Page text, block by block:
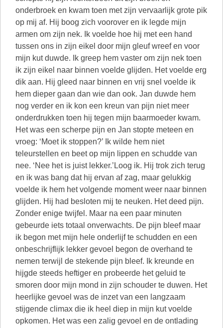
onderbroek en kwam toen met zijn vervaarlijk grote pik
op mij af. Hij boog zich voorover en ik legde mijn
armen om zijn nek. Ik voelde hoe hij met een hand
tussen ons in zijn eikel door mijn gleuf wreef en voor
mijn kut duwde. Ik greep hem vaster om zijn nek toen
ik zijn eikel naar binnen voelde glijden. Het voelde erg
dik aan. Hij gleed naar binnen en vrij snel voelde ik
hem dieper gaan dan wie dan ook. Jan duwde hem
nog verder en ik kon een kreun van pijn niet meer
onderdrukken toen hij tegen mijn baarmoeder kwam.
Het was een scherpe pijn en Jan stopte meteen en
vroeg: ‘Moet ik stoppen?’ Ik wilde hem niet
teleurstellen en beet op mijn lippen en schudde van
nee. ‘Nee het is juist lekker.’Loog ik. Hij trok zich terug
en ik was bang dat hij ervan af zag, maar gelukkig
voelde ik hem het volgende moment weer naar binnen
glijden. Hij had besloten mij te neuken. Het deed pijn.
Zonder enige twijfel. Maar na een paar minuten
gebeurde iets totaal onverwachts. De pijn bleef maar
ik begon met mijn hele onderlijf te schudden en een
onbeschrijflijk lekker gevoel begon de overhand te
nemen terwijl de stekende pijn bleef. Ik kreunde en
hijgde steeds heftiger en probeerde het geluid te
smoren door mijn mond in zijn schouder te duwen. Het
heerlijke gevoel was de inzet van een langzaam
stijgende climax die ik heel diep in mijn kut voelde
opkomen. Het was een zalig gevoel en de ontlading